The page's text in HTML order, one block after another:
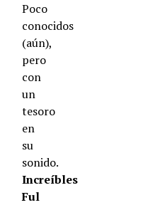
Poco
conocidos
(aún),
pero
con
un
tesoro
en
su
sonido.
Increíbles
Ful